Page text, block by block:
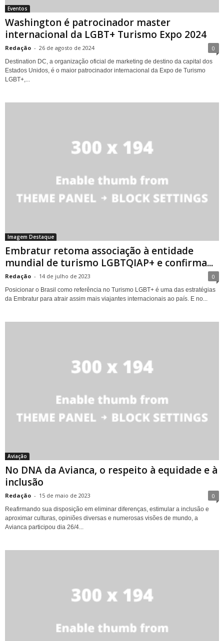
Eventos
Washington é patrocinador master
internacional da LGBT+ Turismo Expo 2024
Redação - 26 de agosto de 2024 0
Destination DC, a organização oficial de marketing de destino da capital dos
Estados Unidos, é o maior patrocinador internacional da Expo de Turismo
LGBT+,...
Imagem Destaque
Embratur retoma associação à entidade
mundial de turismo LGBTQIAP+ e confirma...
Redação - 14 de julho de 2023 0
Posicionar o Brasil como referência no Turismo LGBT+ é uma das estratégias
da Embratur para atrair assim mais viajantes internacionais ao país. E no...
Aviação
No DNA da Avianca, o respeito à equidade e à
inclusão
Redação - 15 de maio de 2023 0
Reafirmando sua disposição em eliminar diferenças, estimular a inclusão e
aproximar culturas, opiniões diversas e numerosas visões de mundo, a
Avianca participou dia 26/4...